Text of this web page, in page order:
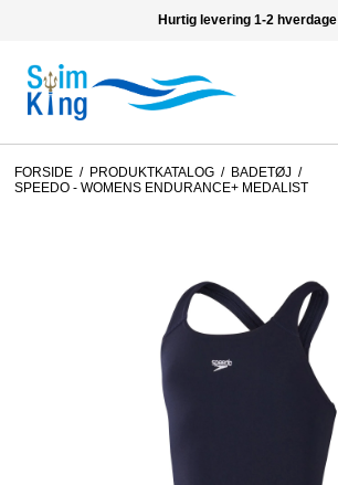
Hurtig levering 1-2 hverdage
FORSIDE / PRODUKTKATALOG / BADETØJ /
SPEEDO - WOMENS ENDURANCE+ MEDALIST